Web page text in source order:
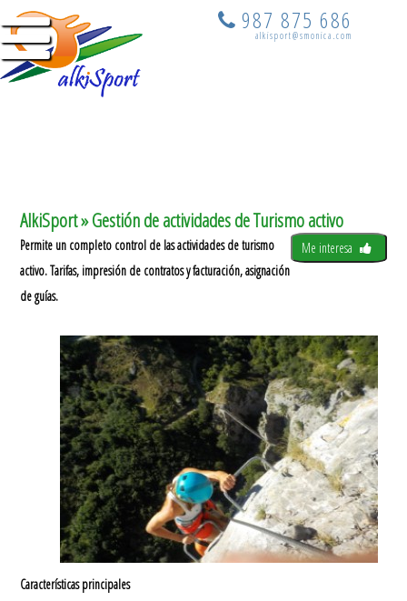
987 875 686
alkisport@smonica.com
AlkiSport » Gestión de actividades de Turismo activo
Me interesa
Permite un completo control de las actividades de turismo
activo. Tarifas, impresión de contratos y facturación, asignación
de guías.
Características principales